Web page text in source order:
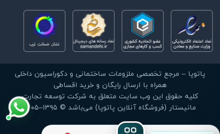
پاتوپا – مرجع تخصصی ملزومات ساختمانی و دکوراسیون داخلی
همراه با ارسال رایگان و خرید اقساطی
کليه حقوق اين وب سايت متعلق به شرکت توسعه تجارت
مانیستار (فروشگاه آنلاین پاتوپا) می‌باشد © ۱۳۹۵–۱۴۰۵
چطوری می‌تونم کمکت کنم؟
پیام‌رسان دلخواهت رو انتخاب کن
پاسخ سریع گفت‌وگوی مستقیم
ایتا
ارسال پیام
روبیکا
ارتباط با پاتوپا
خودت انجام بده
فقط آموزش‌ها و راهنماهای DIY
آموزش نصب پارکت لمینت روی سرامیک، سنگ و موزاییک
آموزش انتخاب و نصب قرنیز؛ از خرید تا اجرای بی‌نقص
مشاهده آموزش DIY